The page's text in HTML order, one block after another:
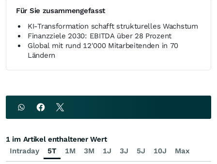
Für Sie zusammengefasst
KI-Transformation schafft strukturelles Wachstum
Finanzziele 2030: EBITDA über 28 Prozent
Global mit rund 12'000 Mitarbeitenden in 70
Ländern
Intraday 5T 1M 3M 1J 3J 5J 10J Max
1 im Artikel enthaltener Wert